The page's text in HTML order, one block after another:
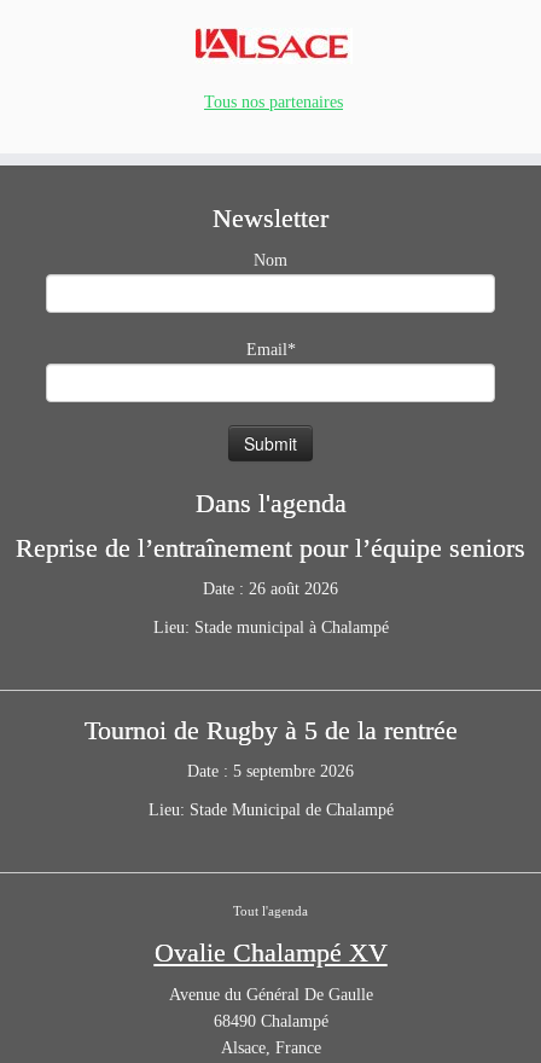
Tous nos partenaires
Newsletter
Nom
Email*
Dans l'agenda
Reprise de l’entraînement pour l’équipe seniors
Date : 26 août 2026
Lieu: Stade municipal à Chalampé
Tournoi de Rugby à 5 de la rentrée
Date : 5 septembre 2026
Lieu: Stade Municipal de Chalampé
Tout l'agenda
Ovalie Chalampé XV
Avenue du Général De Gaulle
68490 Chalampé
Alsace, France